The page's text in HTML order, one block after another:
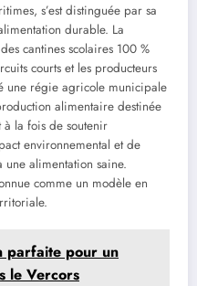
s’est distinguée par sa
durable. La
cantines scolaires 100 %
courts et les producteurs
une régie agricole municipale
alimentaire destinée
à la fois de soutenir
environnemental et de
une alimentation saine.
comme un modèle en
parfaite pour un
le Vercors